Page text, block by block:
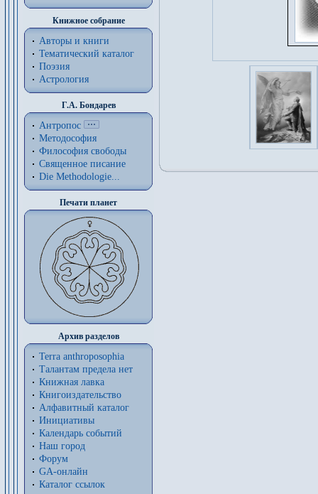
Книжное собрание
Авторы и книги
Тематический каталог
Поэзия
Астрология
Г.А. Бондарев
Антропос
Методософия
Философия cвободы
Священное писание
Die Methodologie...
Печати планет
Архив разделов
Terra anthroposophia
Талантам предела нет
Книжная лавка
Книгоиздательство
Алфавитный каталог
Инициативы
Календарь событий
Наш город
Форум
GA-онлайн
Каталог ссылок